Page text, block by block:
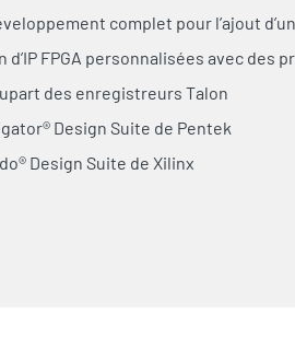
complet pour l’ajout
FPGA personnalisées avec des
des enregistreurs Talon
Design Suite de Pentek
Design Suite de Xilinx